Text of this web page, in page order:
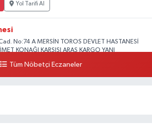
Yol Tarifi Al
No:74 A MERSİN TOROS DEVLET HASTANESİ
KONAĞI KARŞISI ARAS KARGO YANI
Yol Tarifi Al
Tüm Nöbetçi Eczaneler